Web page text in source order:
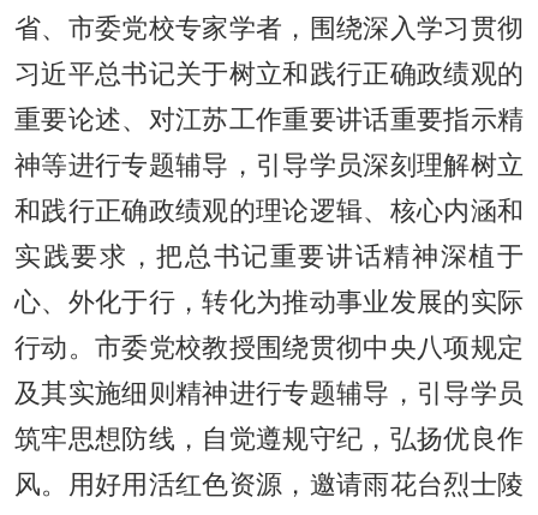
省、市委党校专家学者，围绕深入学习贯彻
习近平总书记关于树立和践行正确政绩观的
重要论述、对江苏工作重要讲话重要指示精
神等进行专题辅导，引导学员深刻理解树立
和践行正确政绩观的理论逻辑、核心内涵和
实践要求，把总书记重要讲话精神深植于
心、外化于行，转化为推动事业发展的实际
行动。市委党校教授围绕贯彻中央八项规定
及其实施细则精神进行专题辅导，引导学员
筑牢思想防线，自觉遵规守纪，弘扬优良作
风。用好用 活红色资源，邀请雨花台烈士陵